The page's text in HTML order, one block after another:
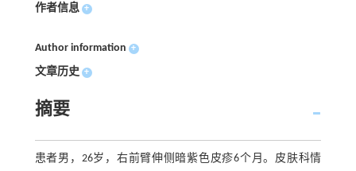
作者信息 +
Author information +
文章历史 +
摘要
患者男，26岁，右前臂伸侧暗紫色皮疹6个月。皮肤科情